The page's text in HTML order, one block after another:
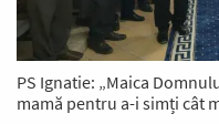
PS Ignatie: „Maica
mamă pentru a-i simți cât